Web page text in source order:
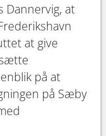
Dannervig, at
at give
på at
på Sæby